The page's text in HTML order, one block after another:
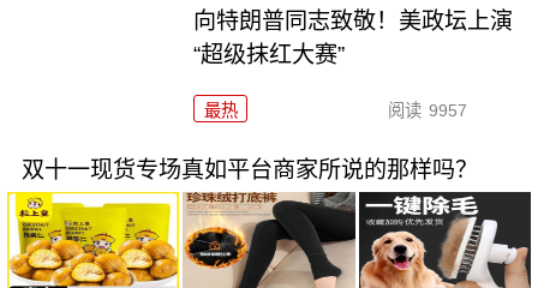
向特朗普同志致敬！美政坛上演
“超级抹红大赛”
最热 阅读 9957
双十一现货专场真如平台商家所说的那样吗？